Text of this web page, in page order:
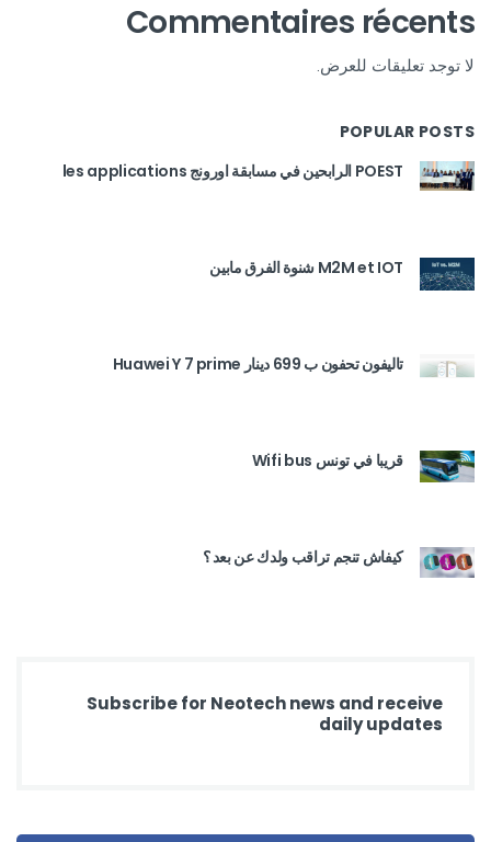
Commentaires récents
لا توجد تعليقات للعرض.
POPULAR POSTS
POEST الرابحين في مسابقة اورونج les applications
M2M et IOT شنوة الفرق مابين
تاليفون تحفون ب 699 دينار Huawei Y 7 prime
قريبا في تونس Wifi bus
كيفاش تنجم تراقب ولدك عن بعد ؟
Subscribe for Neotech news and receive
daily updates